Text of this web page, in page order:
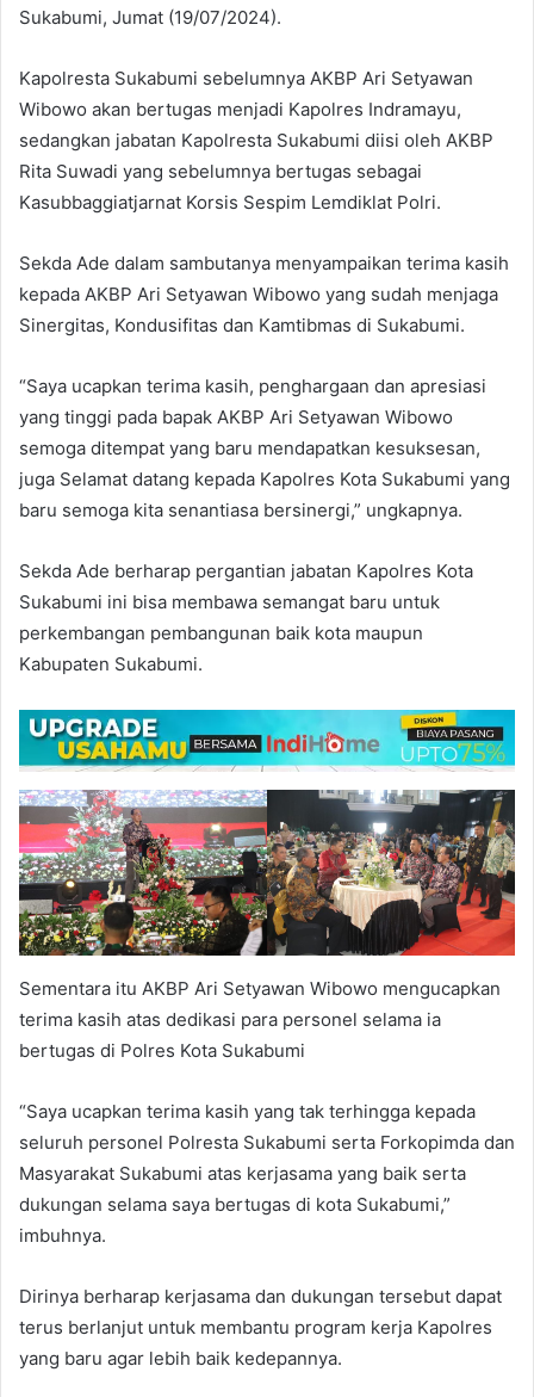
Sukabumi, Jumat (19/07/2024).
Kapolresta Sukabumi sebelumnya AKBP Ari Setyawan
Wibowo akan bertugas menjadi Kapolres Indramayu,
sedangkan jabatan Kapolresta Sukabumi diisi oleh AKBP
Rita Suwadi yang sebelumnya bertugas sebagai
Kasubbaggiatjarnat Korsis Sespim Lemdiklat Polri.
Sekda Ade dalam sambutanya menyampaikan terima kasih
kepada AKBP Ari Setyawan Wibowo yang sudah menjaga
Sinergitas, Kondusifitas dan Kamtibmas di Sukabumi.
“Saya ucapkan terima kasih, penghargaan dan apresiasi
yang tinggi pada bapak AKBP Ari Setyawan Wibowo
semoga ditempat yang baru mendapatkan kesuksesan,
juga Selamat datang kepada Kapolres Kota Sukabumi yang
baru semoga kita senantiasa bersinergi,” ungkapnya.
Sekda Ade berharap pergantian jabatan Kapolres Kota
Sukabumi ini bisa membawa semangat baru untuk
perkembangan pembangunan baik kota maupun
Kabupaten Sukabumi.
Sementara itu AKBP Ari Setyawan Wibowo mengucapkan
terima kasih atas dedikasi para personel selama ia
bertugas di Polres Kota Sukabumi
“Saya ucapkan terima kasih yang tak terhingga kepada
seluruh personel Polresta Sukabumi serta Forkopimda dan
Masyarakat Sukabumi atas kerjasama yang baik serta
dukungan selama saya bertugas di kota Sukabumi,”
imbuhnya.
Dirinya berharap kerjasama dan dukungan tersebut dapat
terus berlanjut untuk membantu program kerja Kapolres
yang baru agar lebih baik kedepannya.